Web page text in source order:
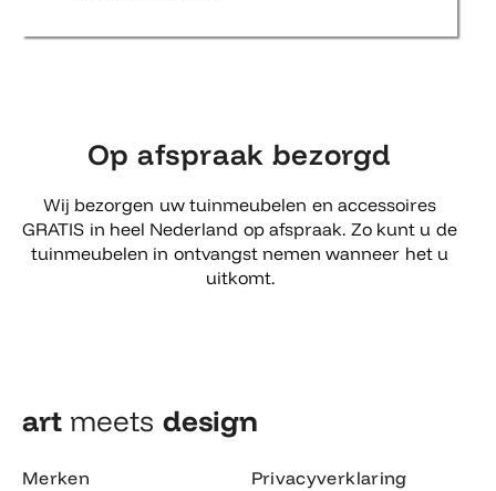
Op afspraak bezorgd
Wij bezorgen uw tuinmeubelen en accessoires
GRATIS in heel Nederland op afspraak. Zo kunt u de
tuinmeubelen in ontvangst nemen wanneer het u
uitkomt.
art meets design​
Merken
Privacyverklaring